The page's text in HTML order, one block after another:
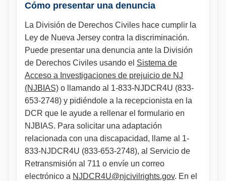
Cómo presentar una denuncia
La División de Derechos Civiles hace cumplir la
Ley de Nueva Jersey contra la discriminación.
Puede presentar una denuncia ante la División
de Derechos Civiles usando el Sistema de
Acceso a Investigaciones de prejuicio de NJ
(NJBIAS) o llamando al 1-833-NJDCR4U (833-
653-2748) y pidiéndole a la recepcionista en la
DCR que le ayude a rellenar el formulario en
NJBIAS. Para solicitar una adaptación
relacionada con una discapacidad, llame al 1-
833-NJDCR4U (833-653-2748), al Servicio de
Retransmisión al 711 o envíe un correo
electrónico a NJDCR4U@njcivilrights.gov. En el